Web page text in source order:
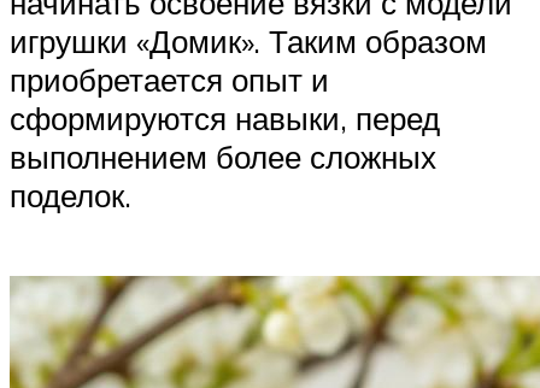
игрушки «Домик». Таким образом
приобретается опыт и
сформируются навыки, перед
выполнением более сложных
поделок.